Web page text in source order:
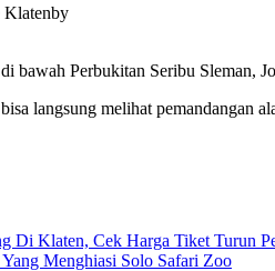
Klatenby
bawah Perbukitan Seribu Sleman,
langsung melihat pemandangan
Di Klaten, Cek Harga Tiket Turun
Yang Menghiasi Solo Safari Zoo